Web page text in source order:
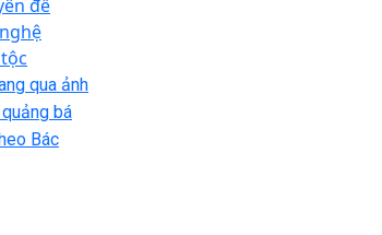
đề
qua ảnh
bá
Bác